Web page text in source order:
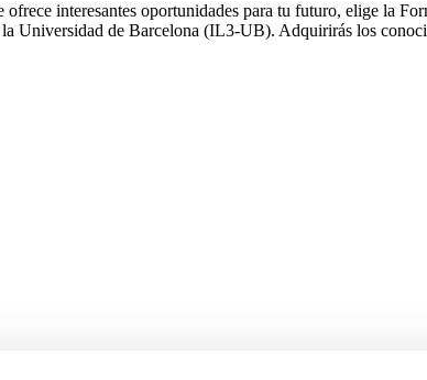
interesantes oportunidades para tu futuro, elige la
Universidad de Barcelona (IL3-UB). Adquirirás los